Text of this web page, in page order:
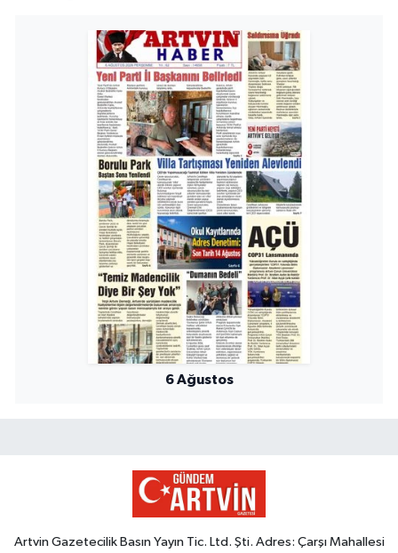
6 Ağustos
Artvin Gazetecilik Basın Yayın Tic. Ltd. Şti. Adres: Çarşı Mahallesi